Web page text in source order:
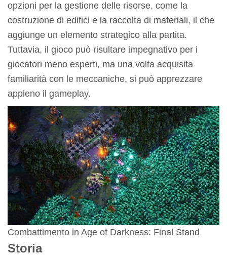
opzioni per la gestione delle risorse, come la
costruzione di edifici e la raccolta di materiali, il che
aggiunge un elemento strategico alla partita.
Tuttavia, il gioco può risultare impegnativo per i
giocatori meno esperti, ma una volta acquisita
familiarità con le meccaniche, si può apprezzare
appieno il gameplay.
Combattimento in Age of Darkness: Final Stand
Storia